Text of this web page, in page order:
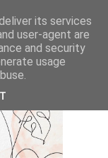
its services
user-agent are
and security
usage